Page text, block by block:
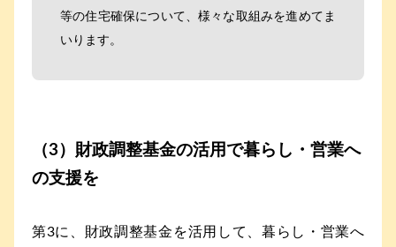
等の住宅確保について、様々な取組みを進めてま
いります。
（3）財政調整基金の活用で暮らし・営業へ
の支援を
第3に、財政調整基金を活用して、暮らし・営業へ